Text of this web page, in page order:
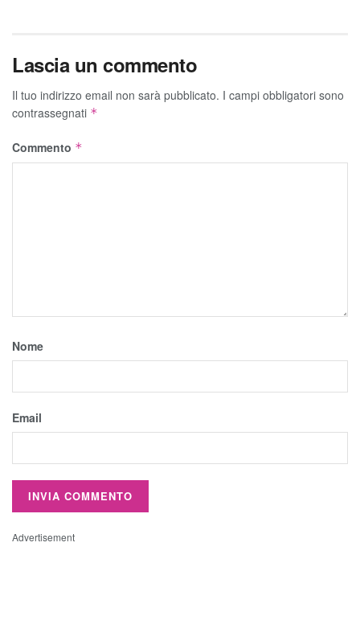
Lascia un commento
Il tuo indirizzo email non sarà pubblicato. I campi obbligatori sono
contrassegnati *
Commento *
Nome
Email
Advertisement